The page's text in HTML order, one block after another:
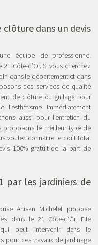
dans un devis
équipe de professionnel
Côte-d’Or. Si vous cherchez
dans le département et dans
des services de qualité
de clôture ou grillage pour
immédiatement
aussi pour l’entretien du
proposons le meilleur type de
voulez connaitre le coût total
100% gratuit de la part de
par les jardiniers de
Artisan Michelet propose
dans le 21 Côte-d’Or. Elle
peut intervenir dans le
pour des travaux de jardinage